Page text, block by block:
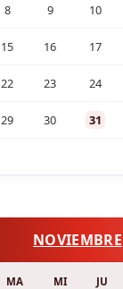
8 9 10
15 16 17
22 23 24
29 30 31
NOVIEMBRE
MA MI JU